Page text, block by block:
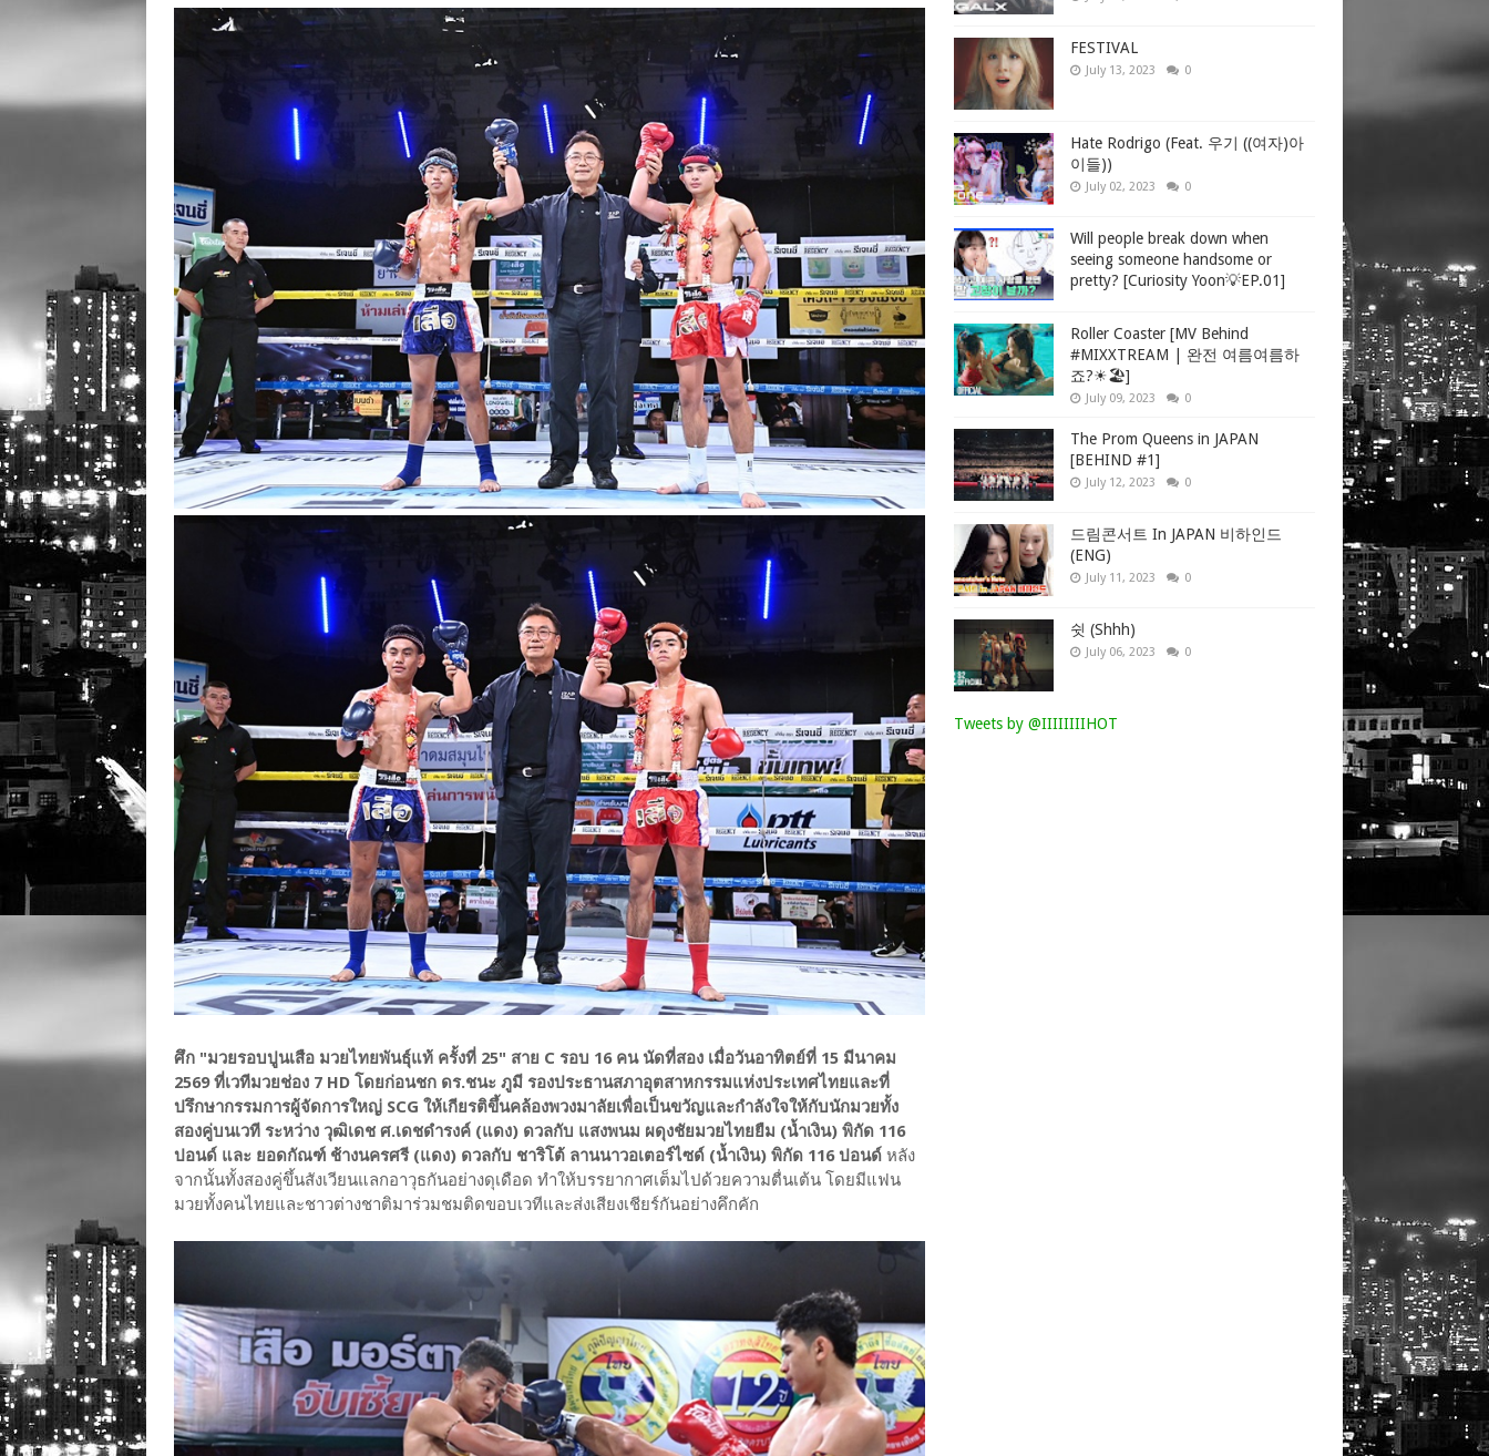
ศึก "มวยรอบปูนเสือ มวยไทยพันธุ์แท้ ครั้งที่ 25" สาย C รอบ 16 คน นัดที่สอง เมื่อวันอาทิตย์ที่ 15 มีนาคม
2569 ที่เวทีมวยช่อง 7 HD โดยก่อนชก ดร.ชนะ ภูมี รองประธานสภาอุตสาหกรรมแห่งประเทศไทยและที่
ปรึกษากรรมการผู้จัดการใหญ่ SCG ให้เกียรติขึ้นคล้องพวงมาลัยเพื่อเป็นขวัญและกำลังใจให้กับนักมวยทั้ง
สองคู่บนเวที ระหว่าง วุฒิเดช ศ.เดชดำรงค์ (แดง) ดวลกับ แสงพนม ผดุงชัยมวยไทยยืม (น้ำเงิน) พิกัด 116
ปอนด์ และ ยอดกัณฑ์ ช้างนครศรี (แดง) ดวลกับ ชาริโต้ ลานนาวอเตอร์ไซด์ (น้ำเงิน) พิกัด 116 ปอนด์ หลัง
จากนั้นทั้งสองคู่ขึ้นสังเวียนแลกอาวุธกันอย่างดุเดือด ทำให้บรรยากาศเต็มไปด้วยความตื่นเต้น โดยมีแฟน
มวยทั้งคนไทยและชาวต่างชาติมาร่วมชมติดขอบเวทีและส่งเสียงเชียร์กันอย่างคึกคัก
FESTIVAL
July 13, 2023 0
Hate Rodrigo (Feat. 우기 ((여자)아
이들))
July 02, 2023 0
Will people break down when
seeing someone handsome or
pretty? [Curiosity Yoon💡EP.01]
Roller Coaster [MV Behind
#MIXXTREAM | 완전 여름여름하
죠?☀🏖]
July 09, 2023 0
The Prom Queens in JAPAN
[BEHIND #1]
July 12, 2023 0
드림콘서트 In JAPAN 비하인드
(ENG)
July 11, 2023 0
쉿 (Shhh)
July 06, 2023 0
Tweets by @IIIIIIIIHOT